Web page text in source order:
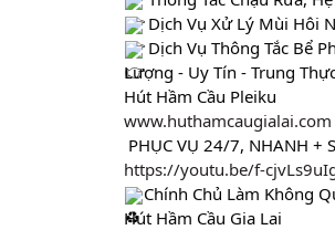
Dịch Vụ Xử Lý Mùi Hôi
Dịch Vụ Thông Tắc Bể
Lượng - Uy Tín - Trung
Hút Hầm Cầu Pleiku
www.huthamcaugialai.com
PHỤC VỤ 24/7, NHANH +
https://youtu.be/f-
Chính Chủ Làm Không
Hút Hầm Cầu Gia Lai